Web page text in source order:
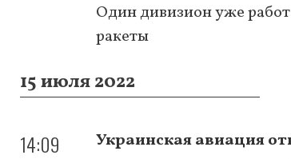
Один дивизион уже
ракеты
15 июля 2022
14:09
Украинская авиация